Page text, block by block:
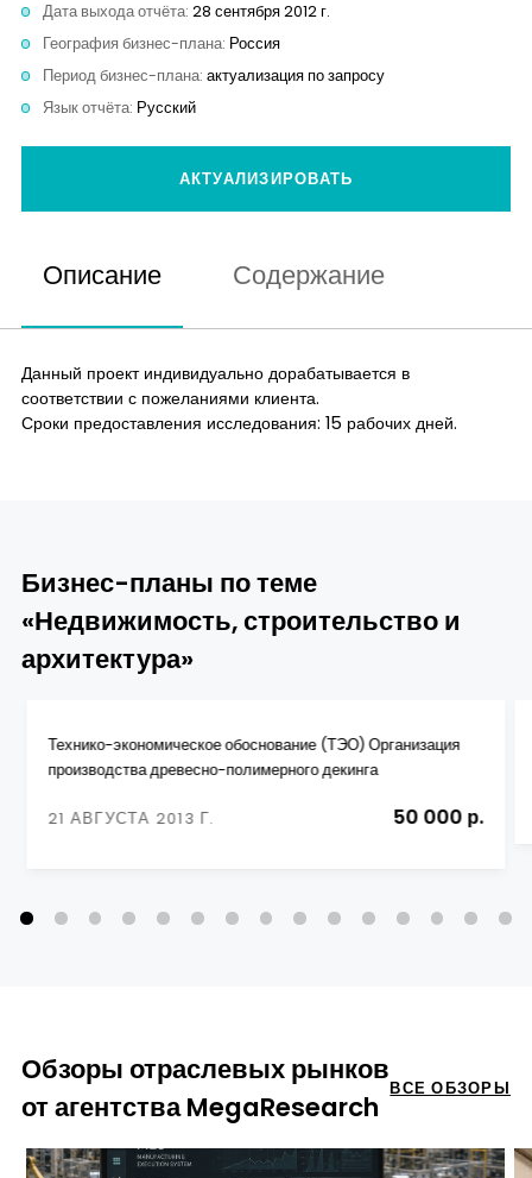
Контакты
Дата выхода отчёта: 28 сентября 2012 г.
География бизнес-плана: Россия
Период бизнес-плана: актуализация по запросу
Язык отчёта: Русский
АКТУАЛИЗИРОВАТЬ
Описание Содержание
Данный проект индивидуально дорабатывается в
соответствии с пожеланиями клиента.
Сроки предоставления исследования: 15 рабочих дней.
Бизнес-планы по теме
«Недвижимость, строительство и
архитектура»
Технико-экономическое обоснование (ТЭО) Организация
производства древесно-полимерного декинга
21 АВГУСТА 2013 Г. 50 000 р.
Обзоры отраслевых рынков
от агентства MegaResearch
ВСЕ ОБЗОРЫ